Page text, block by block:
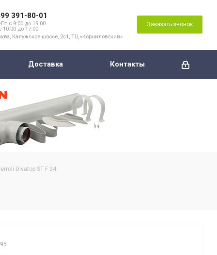
391-80-01
с 9:00 до 19:00
10:00 до 17:00
Калужское шоссе, 2с1, ТЦ «Корниловский»
Заказать звонок
Доставка Контакты
Divatop ST F 24